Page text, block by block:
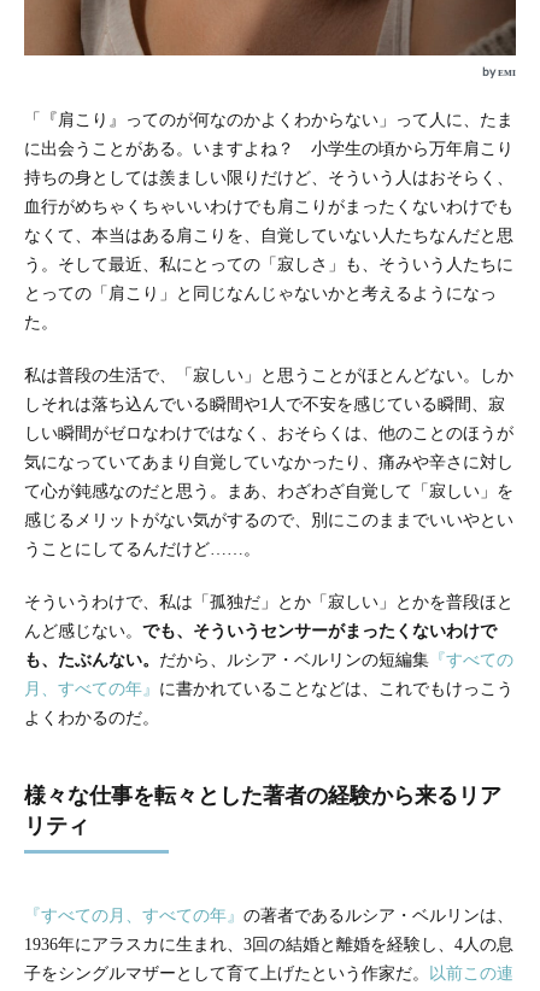
by ᴇᴍɪ
「『肩こり』ってのが何なのかよくわからない」って人に、たま
に出会うことがある。いますよね？ 小学生の頃から万年肩こり
持ちの身としては羨ましい限りだけど、そういう人はおそらく、
血行がめちゃくちゃいいわけでも肩こりがまったくないわけでも
なくて、本当はある肩こりを、自覚していない人たちなんだと思
う。そして最近、私にとっての「寂しさ」も、そういう人たちに
とっての「肩こり」と同じなんじゃないかと考えるようになっ
た。
私は普段の生活で、「寂しい」と思うことがほとんどない。しか
しそれは落ち込んでいる瞬間や1人で不安を感じている瞬間、寂
しい瞬間がゼロなわけではなく、おそらくは、他のことのほうが
気になっていてあまり自覚していなかったり、痛みや辛さに対し
て心が鈍感なのだと思う。まあ、わざわざ自覚して「寂しい」を
感じるメリットがない気がするので、別にこのままでいいやとい
うことにしてるんだけど……。
そういうわけで、私は「孤独だ」とか「寂しい」とかを普段ほと
んど感じない。 でも、そういうセンサーがまったくないわけで
も、たぶんない。 だから、ルシア・ベルリンの短編集 『すべての
月、すべての年』 に書かれていることなどは、これでもけっこう
よくわかるのだ。
様々な仕事を転々とした著者の経験から来るリア
リティ
『すべての月、すべての年』 の著者であるルシア・ベルリンは、
1936年にアラスカに生まれ、3回の結婚と離婚を経験し、4人の息
子をシングルマザーとして育て上げたという作家だ。
以前この連